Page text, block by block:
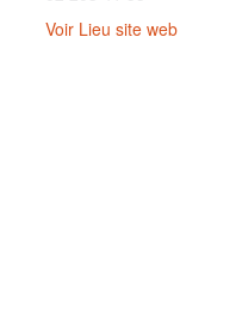
Voir Lieu site web